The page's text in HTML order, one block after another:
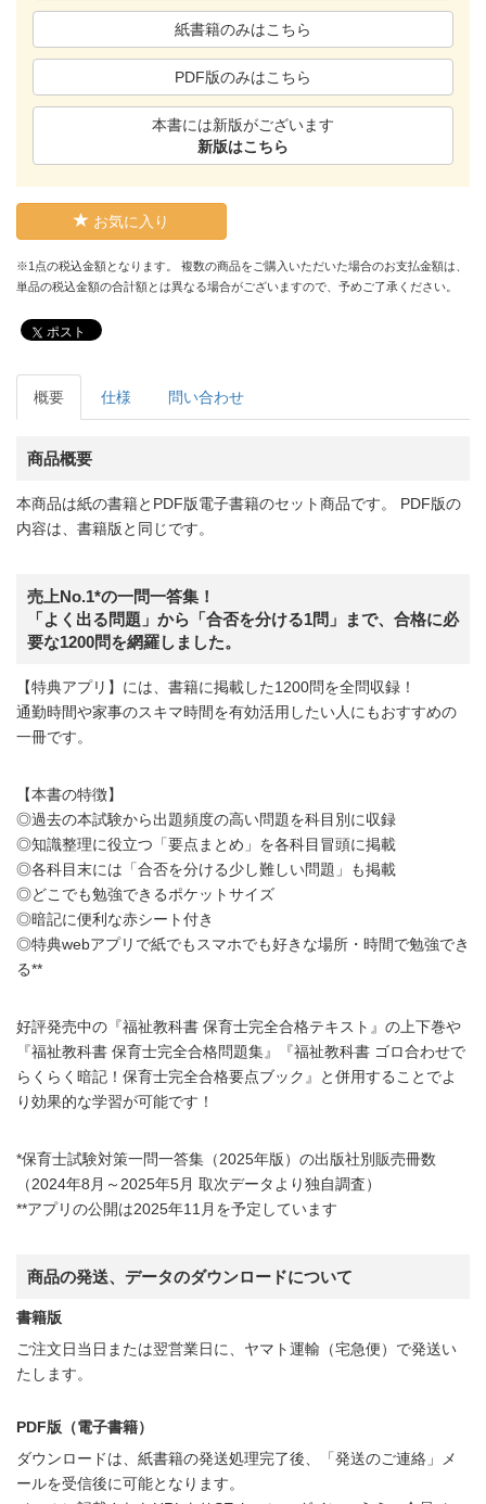
紙書籍のみはこちら
PDF版のみはこちら
本書には新版がございます
新版はこちら
お気に入り
※1点の税込金額となります。 複数の商品をご購入いただいた場合のお支払金額は、
単品の税込金額の合計額とは異なる場合がございますので、予めご了承ください。
ポスト
概要 仕様 問い合わせ
商品概要
本商品は紙の書籍とPDF版電子書籍のセット商品です。 PDF版の
内容は、書籍版と同じです。
売上No.1*の一問一答集！
「よく出る問題」から「合否を分ける1問」まで、合格に必
要な1200問を網羅しました。
【特典アプリ】には、書籍に掲載した1200問を全問収録！
通勤時間や家事のスキマ時間を有効活用したい人にもおすすめの
一冊です。
【本書の特徴】
◎過去の本試験から出題頻度の高い問題を科目別に収録
◎知識整理に役立つ「要点まとめ」を各科目冒頭に掲載
◎各科目末には「合否を分ける少し難しい問題」も掲載
◎どこでも勉強できるポケットサイズ
◎暗記に便利な赤シート付き
◎特典webアプリで紙でもスマホでも好きな場所・時間で勉強でき
る**
好評発売中の『福祉教科書 保育士完全合格テキスト』の上下巻や
『福祉教科書 保育士完全合格問題集』『福祉教科書 ゴロ合わせで
らくらく暗記！保育士完全合格要点ブック』と併用することでよ
り効果的な学習が可能です！
*保育士試験対策一問一答集（2025年版）の出版社別販売冊数
（2024年8月～2025年5月 取次データより独自調査）
**アプリの公開は2025年11月を予定しています
商品の発送、データのダウンロードについて
書籍版
ご注文日当日または翌営業日に、ヤマト運輸（宅急便）で発送い
たします。
PDF版（電子書籍）
ダウンロードは、紙書籍の発送処理完了後、「発送のご連絡」メ
ールを受信後に可能となります。